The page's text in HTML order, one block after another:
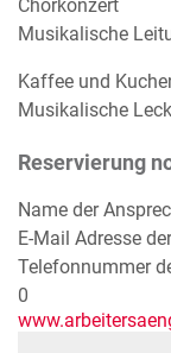
Chorkonzert
Musikalische
Kaffee und
Musikalische
Reservierung
Name der
E-Mail Adresse
Telefonnummer
0